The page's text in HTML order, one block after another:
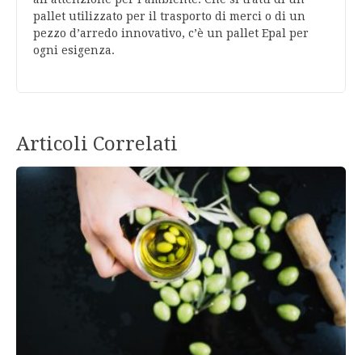
pallet utilizzato per il trasporto di merci o di un
pezzo d’arredo innovativo, c’è un pallet Epal per
ogni esigenza.
Articoli Correlati